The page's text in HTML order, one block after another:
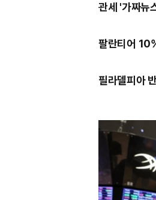
관세 '가짜뉴
팔란티어
필라델피아